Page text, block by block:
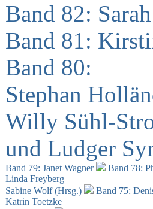
Band 82:
Band 81:
Band 80:
Stephan
Willy Sühl-
und Ludger
Band 79: Janet Wagner Band 78:
Linda Freyberg
Sabine Wolf (Hrsg.)
Band 75:
Katrin Toetzke